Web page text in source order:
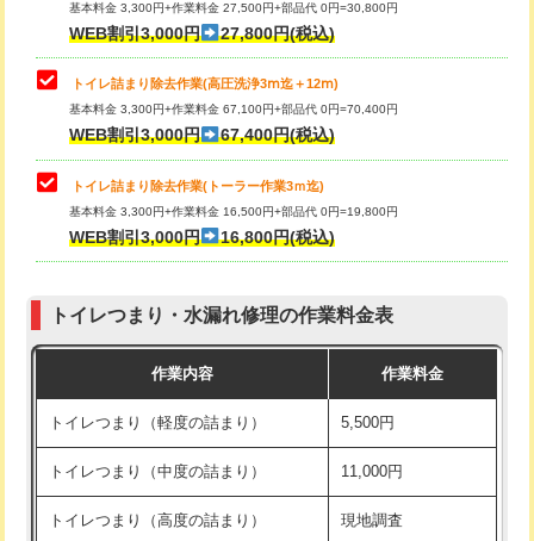
基本料金 3,300円+作業料金 27,500円+部品代 0円=30,800円
WEB割引3,000円 27,800円(税込)
トイレ詰まり除去作業(高圧洗浄3ⅿ迄＋12ⅿ)
基本料金 3,300円+作業料金 67,100円+部品代 0円=70,400円
WEB割引3,000円 67,400円(税込)
トイレ詰まり除去作業(トーラー作業3ｍ迄)
基本料金 3,300円+作業料金 16,500円+部品代 0円=19,800円
WEB割引3,000円 16,800円(税込)
トイレつまり・水漏れ修理の作業料金表
作業内容 作業料金
トイレつまり（軽度の詰まり） 5,500円
トイレつまり（中度の詰まり） 11,000円
トイレつまり（高度の詰まり） 現地調査